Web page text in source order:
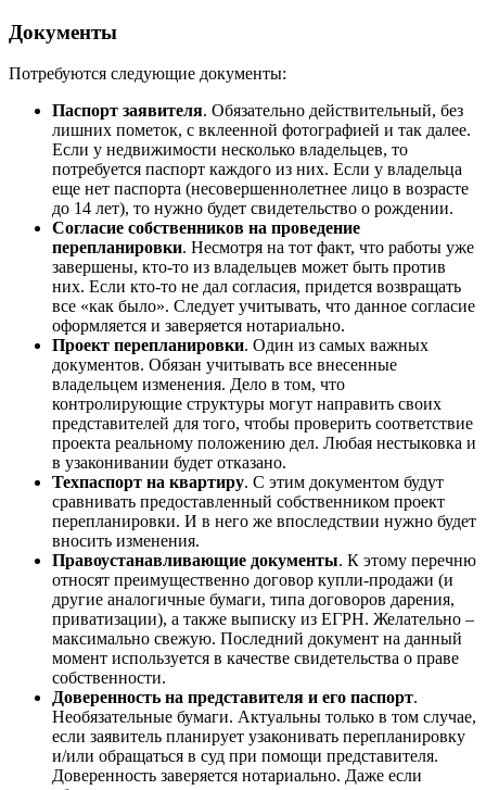
Документы
Потребуются следующие документы:
Паспорт заявителя. Обязательно действительный, без
лишних пометок, с вклеенной фотографией и так далее.
Если у недвижимости несколько владельцев, то
потребуется паспорт каждого из них. Если у владельца
еще нет паспорта (несовершеннолетнее лицо в возрасте
до 14 лет), то нужно будет свидетельство о рождении.
Согласие собственников на проведение
перепланировки. Несмотря на тот факт, что работы уже
завершены, кто-то из владельцев может быть против
них. Если кто-то не дал согласия, придется возвращать
все «как было». Следует учитывать, что данное согласие
оформляется и заверяется нотариально.
Проект перепланировки. Один из самых важных
документов. Обязан учитывать все внесенные
владельцем изменения. Дело в том, что
контролирующие структуры могут направить своих
представителей для того, чтобы проверить соответствие
проекта реальному положению дел. Любая нестыковка и
в узаконивании будет отказано.
Техпаспорт на квартиру. С этим документом будут
сравнивать предоставленный собственником проект
перепланировки. И в него же впоследствии нужно будет
вносить изменения.
Правоустанавливающие документы. К этому перечню
относят преимущественно договор купли-продажи (и
другие аналогичные бумаги, типа договоров дарения,
приватизации), а также выписку из ЕГРН. Желательно –
максимально свежую. Последний документ на данный
момент используется в качестве свидетельства о праве
собственности.
Доверенность на представителя и его паспорт.
Необязательные бумаги. Актуальны только в том случае,
если заявитель планирует узаконивать перепланировку
и/или обращаться в суд при помощи представителя.
Доверенность заверяется нотариально. Даже если